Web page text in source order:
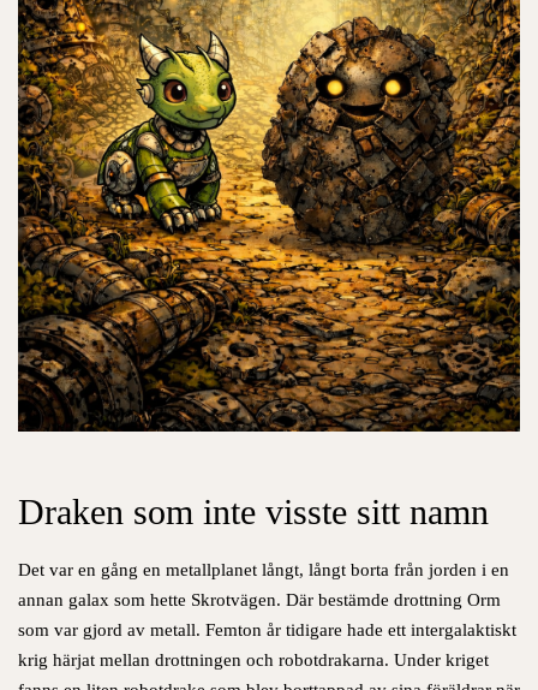
Draken som inte visste sitt namn
Det var en gång en metallplanet långt, långt borta från jorden i en
annan galax som hette Skrotvägen. Där bestämde drottning Orm
som var gjord av metall. Femton år tidigare hade ett intergalaktiskt
krig härjat mellan drottningen och robotdrakarna. Under kriget